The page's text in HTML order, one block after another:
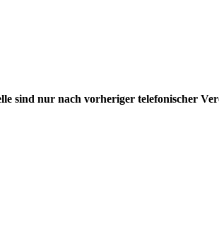
sind nur nach vorheriger telefonischer